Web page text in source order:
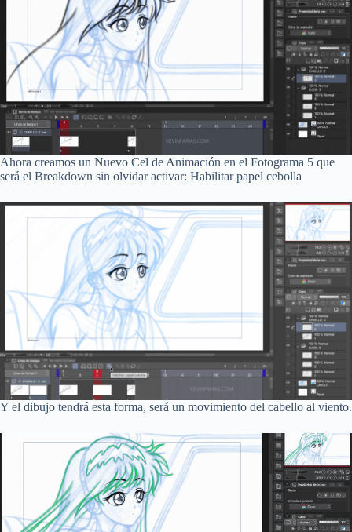
Ahora creamos un Nuevo Cel de Animación en el Fotograma 5 que
será el Breakdown sin olvidar activar: Habilitar papel cebolla
Y el dibujo tendrá esta forma, será un movimiento del cabello al viento.